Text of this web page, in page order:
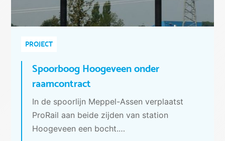
PROJECT
Spoorboog Hoogeveen onder
raamcontract
In de spoorlijn Meppel-Assen verplaatst
ProRail aan beide zijden van station
Hoogeveen een bocht.…